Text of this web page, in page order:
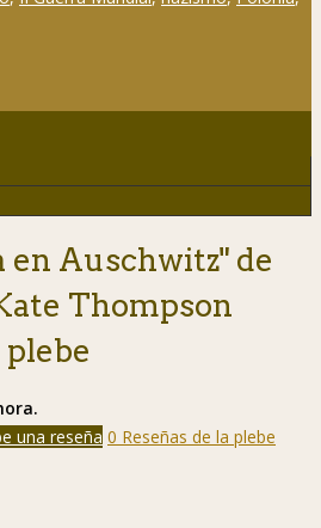
en Auschwitz" de
Thompson
plebe
una reseña 0 Reseñas de la plebe